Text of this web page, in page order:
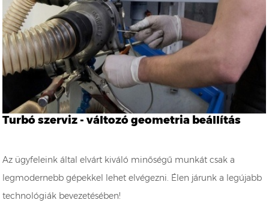
Turbó szerviz - változó geometria beállítás
Az ügyfeleink által elvárt kiváló minőségű munkát csak a
legmodernebb gépekkel lehet elvégezni. Élen járunk a legújabb
technológiák bevezetésében!